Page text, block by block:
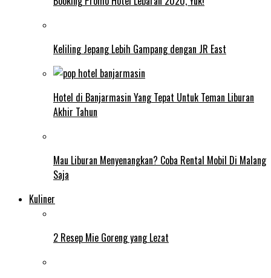
Keliling Jepang Lebih Gampang dengan JR East
Hotel di Banjarmasin Yang Tepat Untuk Teman Liburan
Akhir Tahun
Mau Liburan Menyenangkan? Coba Rental Mobil Di Malang
Saja
Kuliner
2 Resep Mie Goreng yang Lezat